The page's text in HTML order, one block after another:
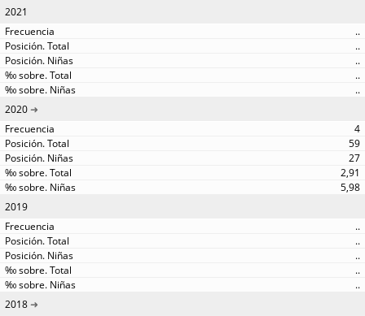
2021
..
..
..
..
..
2020
4
59
27
2,91
5,98
2019
..
..
..
..
..
2018